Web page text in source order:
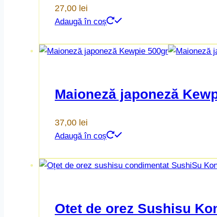
27,00 lei
Adaugă în coș
Maioneză japoneză
37,00 lei
Adaugă în coș
Otet de orez Sushisu